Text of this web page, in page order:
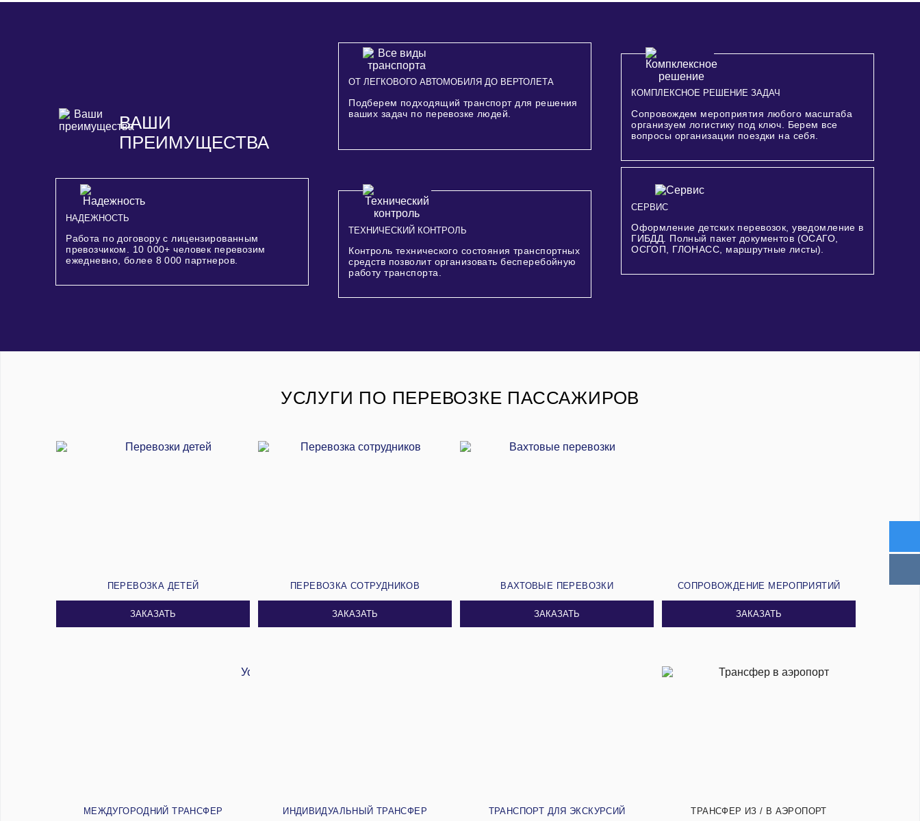
ВАШИ
ПРЕИМУЩЕСТВА
ОТ ЛЕГКОВОГО АВТОМОБИЛЯ ДО ВЕРТОЛЕТА
Подберем подходящий транспорт для решения
ваших задач по перевозке людей.
КОМПЛЕКСНОЕ РЕШЕНИЕ ЗАДАЧ
Сопровождем мероприятия любого масштаба
организуем логистику под ключ. Берем все
вопросы организации поездки на себя.
НАДЕЖНОСТЬ
Работа по договору с лицензированным
превозчиком. 10 000+ человек перевозим
ежедневно, более 8 000 партнеров.
ТЕХНИЧЕСКИЙ КОНТРОЛЬ
Контроль технического состояния транспортных
средств позволит организовать бесперебойную
работу транспорта.
СЕРВИС
Оформление детских перевозок, уведомление в
ГИБДД. Полный пакет документов (ОСАГО,
ОСГОП, ГЛОНАСС, маршрутные листы).
УСЛУГИ ПО ПЕРЕВОЗКЕ ПАССАЖИРОВ
ПЕРЕВОЗКА ДЕТЕЙ
ЗАКАЗАТЬ
ПЕРЕВОЗКА СОТРУДНИКОВ
ЗАКАЗАТЬ
ВАХТОВЫЕ ПЕРЕВОЗКИ
ЗАКАЗАТЬ
СОПРОВОЖДЕНИЕ МЕРОПРИЯТИЙ
ЗАКАЗАТЬ
МЕЖДУГОРОДНИЙ ТРАНСФЕР ИНДИВИДУАЛЬНЫЙ ТРАНСФЕР ТРАНСПОРТ ДЛЯ ЭКСКУРСИЙ ТРАНСФЕР ИЗ / В АЭРОПОРТ